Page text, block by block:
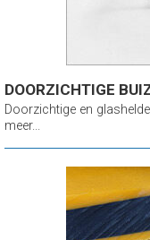
DOORZICHTIGE
Doorzichtige en
meer...